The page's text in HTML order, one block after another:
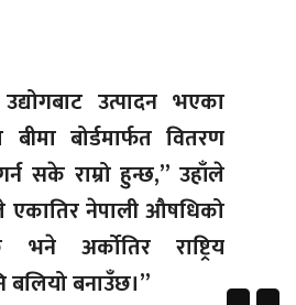
उत्पादन भएका
बोर्डमार्फत वितरण
सके राम्रो हुन्छ,” उहाँले
एकातिर नेपाली औषधिको
अर्कोतिर राष्ट्रिय
बलियो बनाउँछ।”